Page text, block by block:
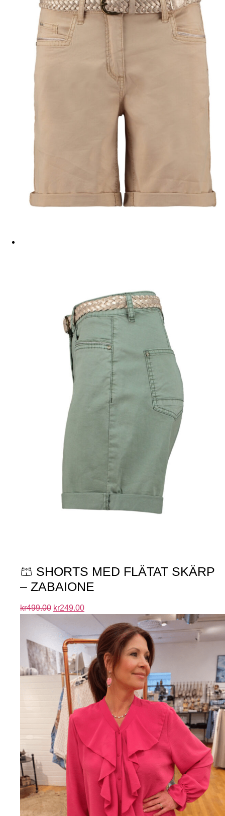
🩳 SHORTS MED FLÄTAT SKÄRP
– ZABAIONE
kr499.00 kr249.00